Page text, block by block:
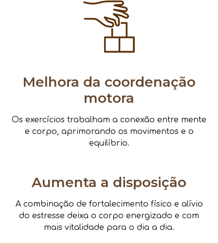
Melhora da coordenação
motora
Os exercícios trabalham a conexão entre mente
e corpo, aprimorando os movimentos e o
equilíbrio.
Aumenta a disposição
A combinação de fortalecimento físico e alívio
do estresse deixa o corpo energizado e com
mais vitalidade para o dia a dia.